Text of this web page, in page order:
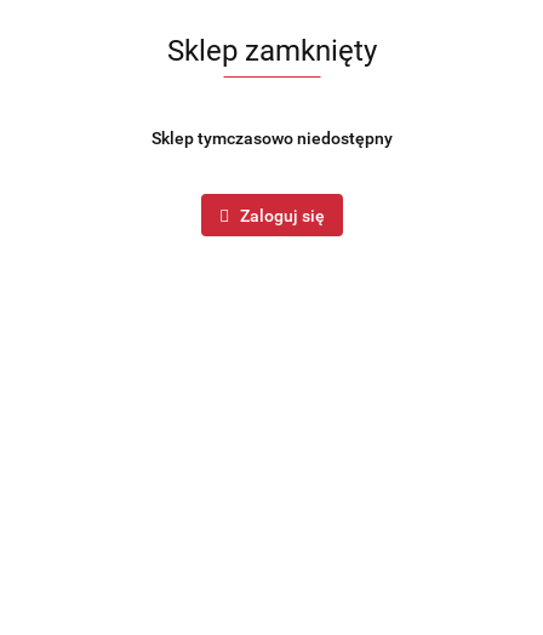
Sklep zamknięty
Sklep tymczasowo niedostępny
Zaloguj się